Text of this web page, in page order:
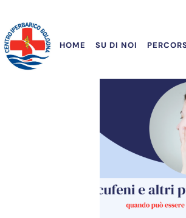
HOME SU DI NOI